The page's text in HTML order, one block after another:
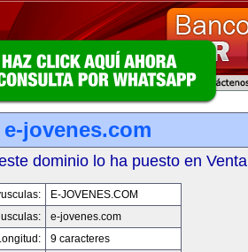
e-jovenes.com
dominio lo ha puesto en Venta
E-JOVENES.COM
e-jovenes.com
9 caracteres